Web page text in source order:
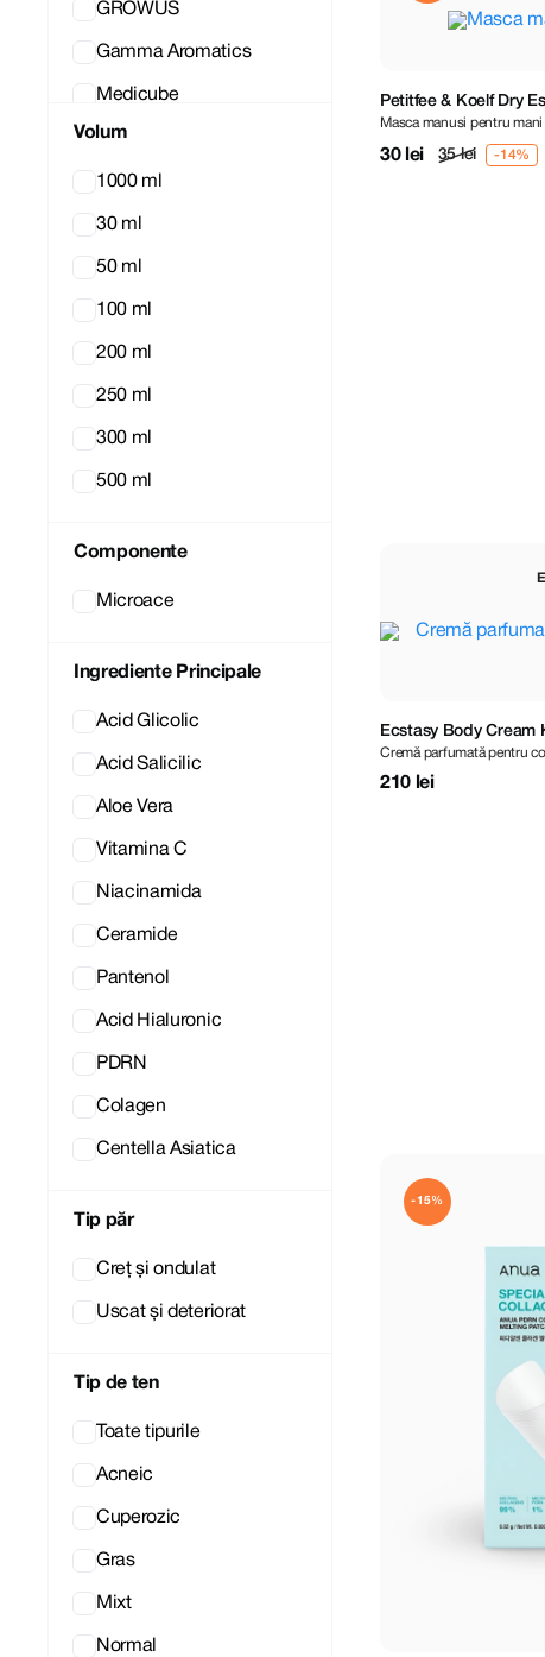
GROWUS
Gamma Aromatics
Medicube
NEEDLY
Petitfee and Koelf
TruffLuv
VT COSMETICS
d'Alba
Volum
1000 ml
30 ml
50 ml
100 ml
200 ml
250 ml
300 ml
500 ml
Componente
Microace
Ingrediente Principale
Acid Glicolic
Acid Salicilic
Aloe Vera
Vitamina C
Niacinamida
Ceramide
Pantenol
Acid Hialuronic
PDRN
Colagen
Centella Asiatica
Tip păr
Creț și ondulat
Uscat și deteriorat
Tip de ten
Toate tipurile
Acneic
Cuperozic
Gras
Mixt
Normal
Petitfee & Koelf Dry
Masca manusi pentru mani
30 lei 35 lei
Ecstasy Body Cream
Cremă parfumată pentru
210 lei
-15%